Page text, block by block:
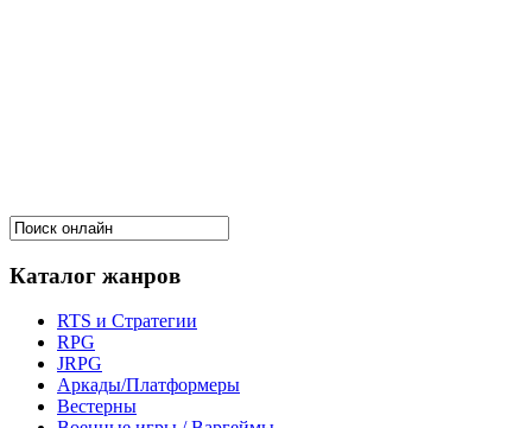
Каталог жанров
RTS и Стратегии
RPG
JRPG
Аркады/Платформеры
Вестерны